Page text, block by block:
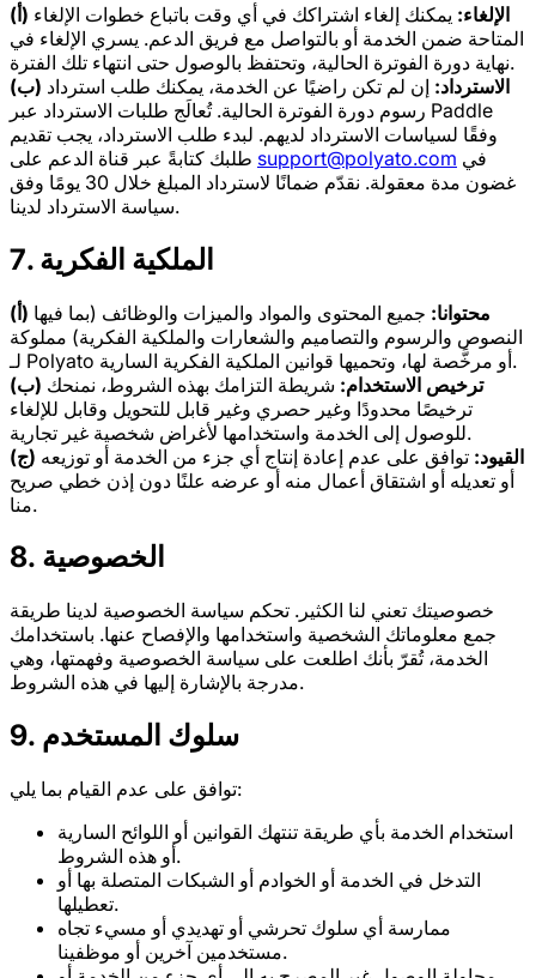
(أ) الإلغاء: يمكنك إلغاء اشتراكك في أي وقت باتباع خطوات الإلغاء
المتاحة ضمن الخدمة أو بالتواصل مع فريق الدعم. يسري الإلغاء في
نهاية دورة الفوترة الحالية، وتحتفظ بالوصول حتى انتهاء تلك الفترة.
(ب) الاسترداد: إن لم تكن راضيًا عن الخدمة، يمكنك طلب استرداد
رسوم دورة الفوترة الحالية. تُعالَج طلبات الاسترداد عبر Paddle
وفقًا لسياسات الاسترداد لديهم. لبدء طلب الاسترداد، يجب تقديم
support@polyato.com
غضون مدة معقولة. نقدّم ضمانًا لاسترداد المبلغ خلال 30 يومًا وفق
سياسة الاسترداد لدينا.
7. الملكية الفكرية
(أ) محتوانا: جميع المحتوى والمواد والميزات والوظائف (بما فيها
النصوص والرسوم والتصاميم والشعارات والملكية الفكرية) مملوكة
لـ Polyato أو مرخَّصة لها، وتحميها قوانين الملكية الفكرية السارية.
(ب) ترخيص الاستخدام: شريطة التزامك بهذه الشروط، نمنحك
ترخيصًا محدودًا وغير حصري وغير قابل للتحويل وقابل للإلغاء
للوصول إلى الخدمة واستخدامها لأغراض شخصية غير تجارية.
(ج) القيود: توافق على عدم إعادة إنتاج أي جزء من الخدمة أو توزيعه
أو تعديله أو اشتقاق أعمال منه أو عرضه علنًا دون إذن خطي صريح
منا.
8. الخصوصية
خصوصيتك تعني لنا الكثير. تحكم سياسة الخصوصية لدينا طريقة
جمع معلوماتك الشخصية واستخدامها والإفصاح عنها. باستخدامك
الخدمة، تُقرّ بأنك اطلعت على سياسة الخصوصية وفهمتها، وهي
مدرجة بالإشارة إليها في هذه الشروط.
9. سلوك المستخدم
توافق على عدم القيام بما يلي:
استخدام الخدمة بأي طريقة تنتهك القوانين أو اللوائح السارية
أو هذه الشروط.
التدخل في الخدمة أو الخوادم أو الشبكات المتصلة بها أو
تعطيلها.
ممارسة أي سلوك تحرشي أو تهديدي أو مسيء تجاه
مستخدمين آخرين أو موظفينا.